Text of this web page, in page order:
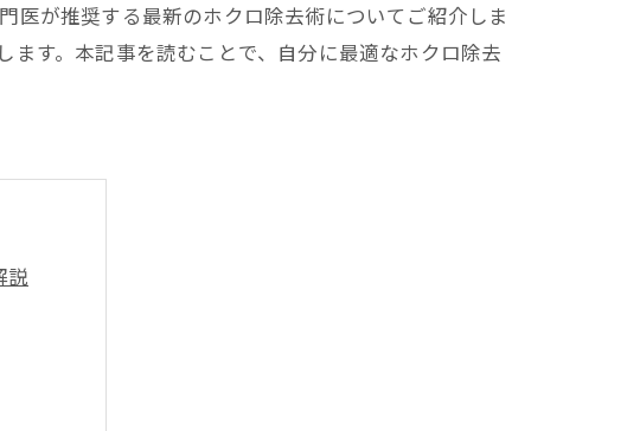
医が推奨する最新のホクロ除去術についてご紹介しま
す。本記事を読むことで、自分に最適なホクロ除去
説